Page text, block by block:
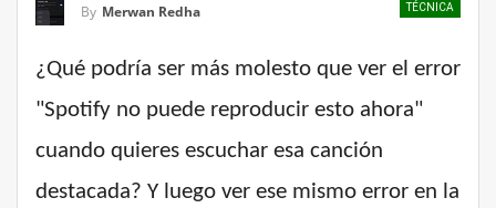
TÉCNICA
By Merwan Redha
¿Qué podría ser más molesto que ver el error
"Spotify no puede reproducir esto ahora"
cuando quieres escuchar esa canción
destacada? Y luego ver ese mismo error en la